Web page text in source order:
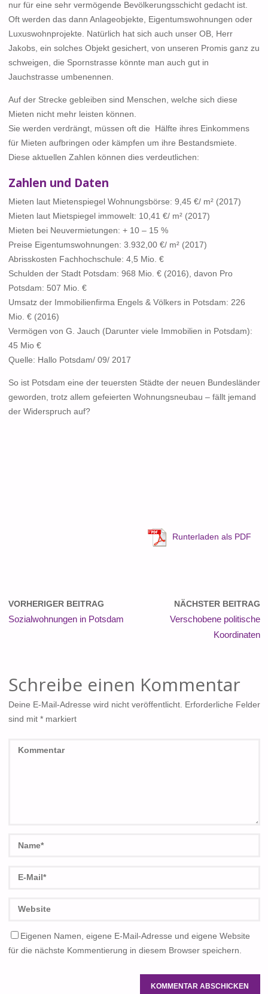
nur für eine sehr vermögende Bevölkerungsschicht gedacht ist.
Oft werden das dann Anlageobjekte, Eigentumswohnungen oder
Luxuswohnprojekte. Natürlich hat sich auch unser OB, Herr
Jakobs, ein solches Objekt gesichert, von unseren Promis ganz zu
schweigen, die Spornstrasse könnte man auch gut in
Jauchstrasse umbenennen.
Auf der Strecke gebleiben sind Menschen, welche sich diese
Mieten nicht mehr leisten können.
Sie werden verdrängt, müssen oft die Hälfte ihres Einkommens
für Mieten aufbringen oder kämpfen um ihre Bestandsmiete.
Diese aktuellen Zahlen können dies verdeutlichen:
Zahlen und Daten
Mieten laut Mietenspiegel Wohnungsbörse: 9,45 €/ m² (2017)
Mieten laut Mietspiegel immowelt: 10,41 €/ m² (2017)
Mieten bei Neuvermietungen: + 10 – 15 %
Preise Eigentumswohnungen: 3.932,00 €/ m² (2017)
Abrisskosten Fachhochschule: 4,5 Mio. €
Schulden der Stadt Potsdam: 968 Mio. € (2016), davon Pro
Potsdam: 507 Mio. €
Umsatz der Immobilienfirma Engels & Völkers in Potsdam: 226
Mio. € (2016)
Vermögen von G. Jauch (Darunter viele Immobilien in Potsdam):
45 Mio €
Quelle: Hallo Potsdam/ 09/ 2017
So ist Potsdam eine der teuersten Städte der neuen Bundesländer
geworden, trotz allem gefeierten Wohnungsneubau – fällt jemand
der Widerspruch auf?
Runterladen als PDF
VORHERIGER BEITRAG
Sozialwohnungen in Potsdam
NÄCHSTER BEITRAG
Verschobene politische
Koordinaten
Schreibe einen Kommentar
Deine E-Mail-Adresse wird nicht veröffentlicht. Erforderliche Felder
sind mit *markiert
Eigenen Namen, eigene E-Mail-Adresse und eigene Website
für die nächste Kommentierung in diesem Browser speichern.